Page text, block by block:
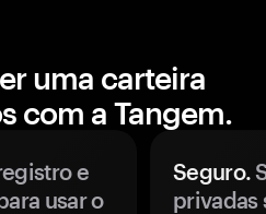
uma carteira
com a Tangem.
e
usar o
Seguro.
privadas